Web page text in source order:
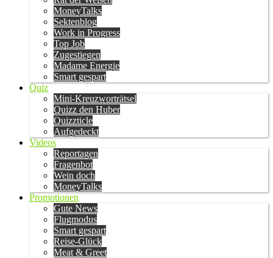
MoneyTalks
Sektenblog
Work in Progress
Top Job
Zugestiegen
Madame Energie
Smart gespart
Quiz
Mini-Kreuzworträtsel
Quizz den Huber
Quizzticle
Aufgedeckt
Videos
Reportagen
Fragenbot
Wein doch
MoneyTalks
Promotionen
Gute News
Flugmodus
Smart gespart
Reise-Glück
Meat & Greet